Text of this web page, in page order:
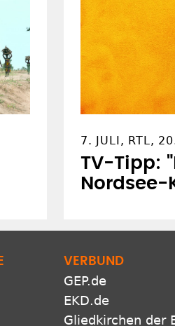
7. JULI, RTL,
TV-Tipp:
Nordsee-
VERBUND
GEP.de
EKD.de
Gliedkirchen der